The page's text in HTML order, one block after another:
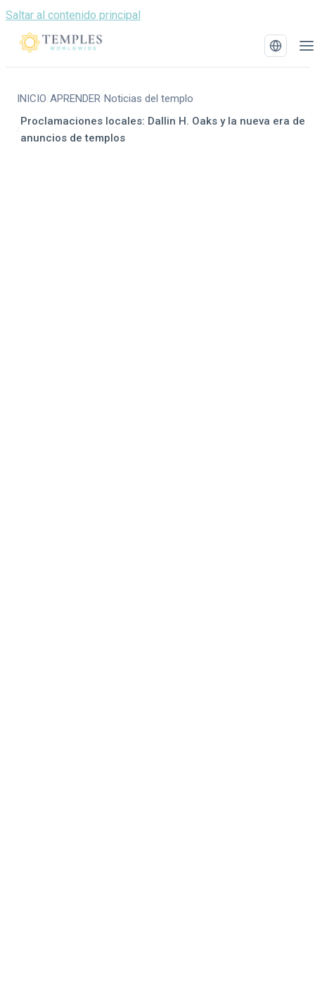
Saltar al contenido principal
INICIO /APRENDER/Noticias del templo
/
Proclamaciones locales: Dallin H. Oaks y la nueva era de
anuncios de templos